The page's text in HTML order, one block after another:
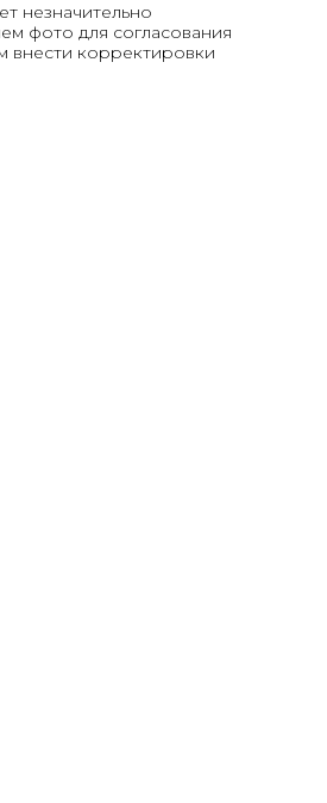
незначительно
фото для согласования
корректировки